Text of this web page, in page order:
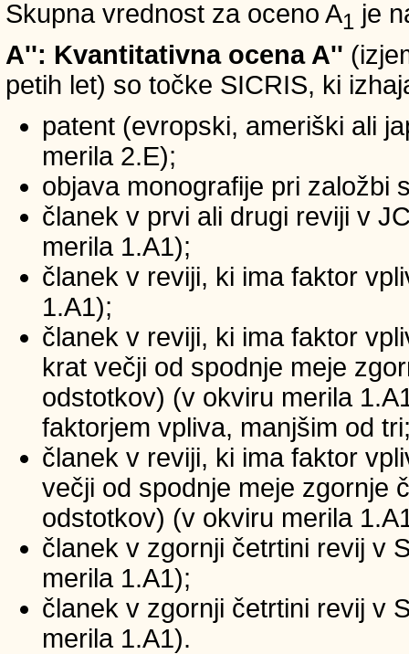
Skupna vrednost za oceno A1 je
A'': Kvantitativna ocena A''
petih let) so točke SICRIS, ki
patent (evropski, ameriški ali
merila 2.E);
objava monografije pri založbi
članek v prvi ali drugi reviji v
merila 1.A1);
članek v reviji, ki ima faktor
1.A1);
članek v reviji, ki ima faktor
krat večji od spodnje meje
odstotkov) (v okviru merila
faktorjem vpliva, manjšim od
članek v reviji, ki ima faktor
večji od spodnje meje zgornje
odstotkov) (v okviru merila
članek v zgornji četrtini revij v
merila 1.A1);
članek v zgornji četrtini revij v
merila 1.A1).